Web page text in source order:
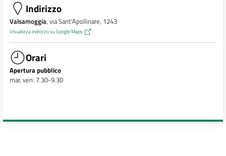
Indirizzo
Valsamoggia, via Sant'Apollinare, 1243
Visualizza indirizzo su Google Maps
Orari
Apertura pubblico
mar, ven: 7.30-9.30